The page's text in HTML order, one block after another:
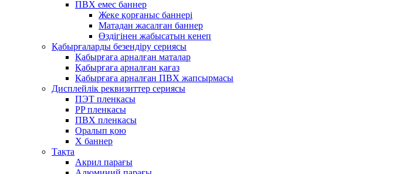
ПВХ емес баннер
Жеке қорғаныс баннері
Матадан жасалған баннер
Өздігінен жабысатын кенеп
Қабырғаларды безендіру сериясы
Қабырғаға арналған маталар
Қабырғаға арналған қағаз
Қабырғаға арналған ПВХ жапсырмасы
Дисплейлік реквизиттер сериясы
ПЭТ пленкасы
PP пленкасы
ПВХ пленкасы
Оралып қою
X баннер
Тақта
Акрил парағы